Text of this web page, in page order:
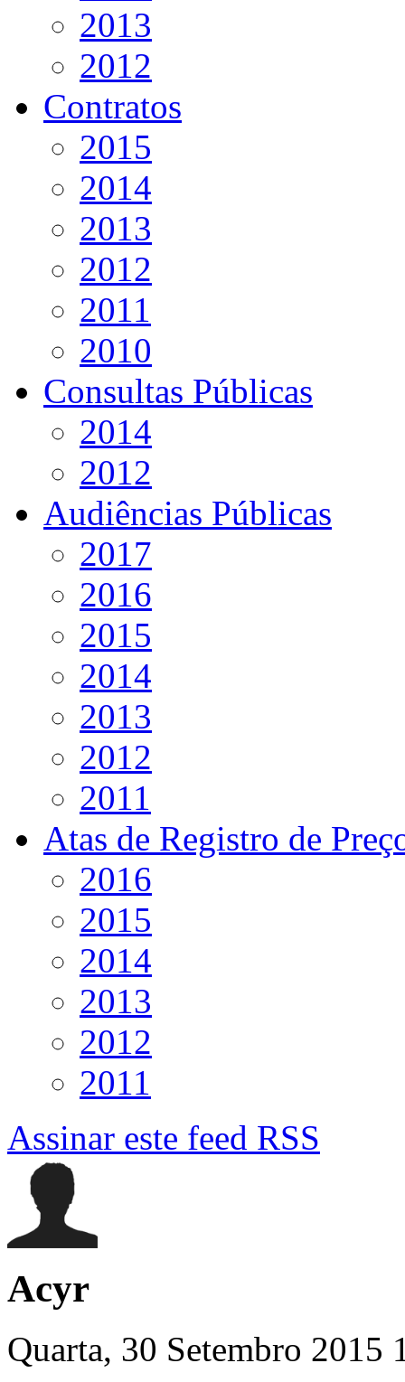
2013
2012
Contratos
2015
2014
2013
2012
2011
2010
Consultas Públicas
2014
2012
Audiências Públicas
2017
2016
2015
2014
2013
2012
2011
Atas de Registro de
2016
2015
2014
2013
2012
2011
Assinar este feed RSS
Acyr
Quarta, 30 Setembro 2015